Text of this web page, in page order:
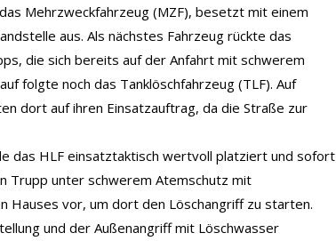
Mehrzweckfahrzeug (MZF), besetzt mit einem
aus. Als nächstes Fahrzeug rückte das
die sich bereits auf der Anfahrt mit schwerem
folgte noch das Tanklöschfahrzeug (TLF). Auf
dort auf ihren Einsatzauftrag, da die Straße zur
das HLF einsatztaktisch wertvoll platziert und sofort
Trupp unter schwerem Atemschutz mit
Hauses vor, um dort den Löschangriff zu starten.
und der Außenangriff mit Löschwasser